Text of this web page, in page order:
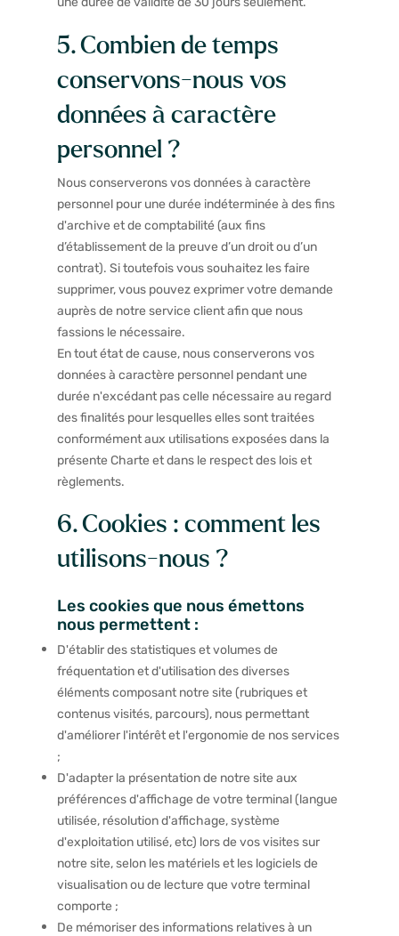
5. Combien de temps
conservons-nous vos
données à caractère
personnel ?
Nous conserverons vos données à caractère
personnel pour une durée indéterminée à des fins
d'archive et de comptabilité (aux fins
d’établissement de la preuve d’un droit ou d’un
contrat). Si toutefois vous souhaitez les faire
supprimer, vous pouvez exprimer votre demande
auprès de notre service client afin que nous
fassions le nécessaire.
En tout état de cause, nous conserverons vos
données à caractère personnel pendant une
durée n'excédant pas celle nécessaire au regard
des finalités pour lesquelles elles sont traitées
conformément aux utilisations exposées dans la
présente Charte et dans le respect des lois et
règlements.
6. Cookies : comment les
utilisons-nous ?
Les cookies que nous émettons
nous permettent :
D'établir des statistiques et volumes de
fréquentation et d'utilisation des diverses
éléments composant notre site (rubriques et
contenus visités, parcours), nous permettant
d'améliorer l'intérêt et l'ergonomie de nos services
;
D'adapter la présentation de notre site aux
préférences d'affichage de votre terminal (langue
utilisée, résolution d'affichage, système
d'exploitation utilisé, etc) lors de vos visites sur
notre site, selon les matériels et les logiciels de
visualisation ou de lecture que votre terminal
comporte ;
De mémoriser des informations relatives à un